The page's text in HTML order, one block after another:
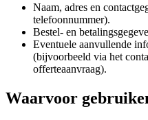
Naam, adres en
telefoonnummer).
Bestel- en
Eventuele aanvullende
(bijvoorbeeld via het
offerteaanvraag).
Waarvoor